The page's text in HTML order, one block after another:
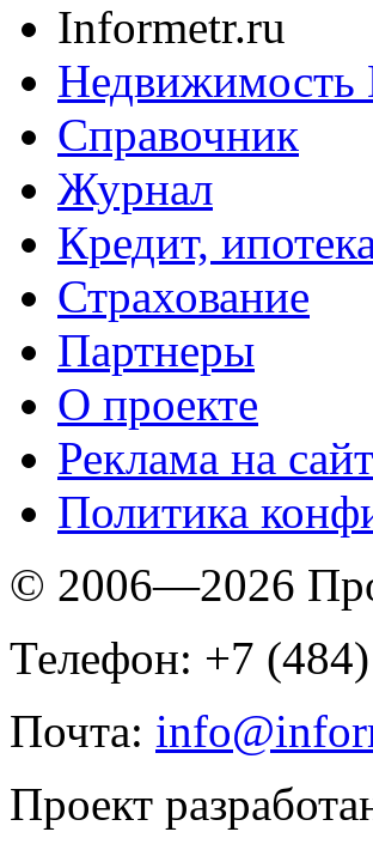
Informetr.ru
Недвижимость
Справочник
Журнал
Кредит,
Страхование
Партнеры
O проекте
Реклама на
Политика
© 2006—2026
Телефон: +7
Почта:
Проект